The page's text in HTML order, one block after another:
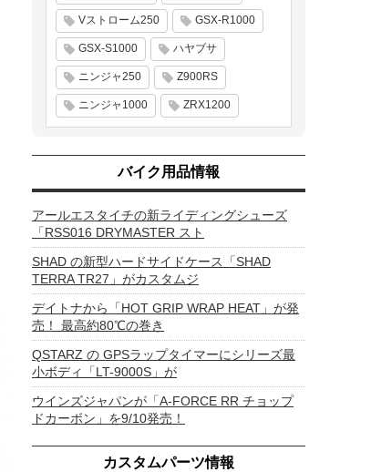
Vストローム250 GSX-R1000
GSX-S1000 ハヤブサ
ニンジャ250 Z900RS
ニンジャ1000 ZRX1200
バイク用品情報
アールエスタイチの新ライディングシューズ
「RSS016 DRYMASTER スト
SHAD の新型ハードサイドケース「SHAD
TERRA TR27」がカスタムジ
デイトナから「HOT GRIP WRAP HEAT」が発
売！ 最高約80℃の巻き
QSTARZ の GPSラップタイマーにシリーズ最
小ボディ「LT-9000S」が
ウインズジャパンが「A-FORCE RR チョップ
ドカーボン」を9/10発売！
カスタムパーツ情報